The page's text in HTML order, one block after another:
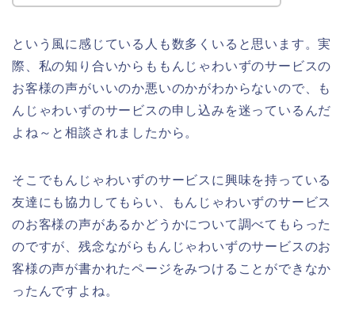
という風に感じている人も数多くいると思います。実
際、私の知り合いからももんじゃわいずのサービスの
お客様の声がいいのか悪いのかがわからないので、も
んじゃわいずのサービスの申し込みを迷っているんだ
よね～と相談されましたから。
そこでもんじゃわいずのサービスに興味を持っている
友達にも協力してもらい、もんじゃわいずのサービス
のお客様の声があるかどうかについて調べてもらった
のですが、残念ながらもんじゃわいずのサービスのお
客様の声が書かれたページをみつけることができなか
ったんですよね。